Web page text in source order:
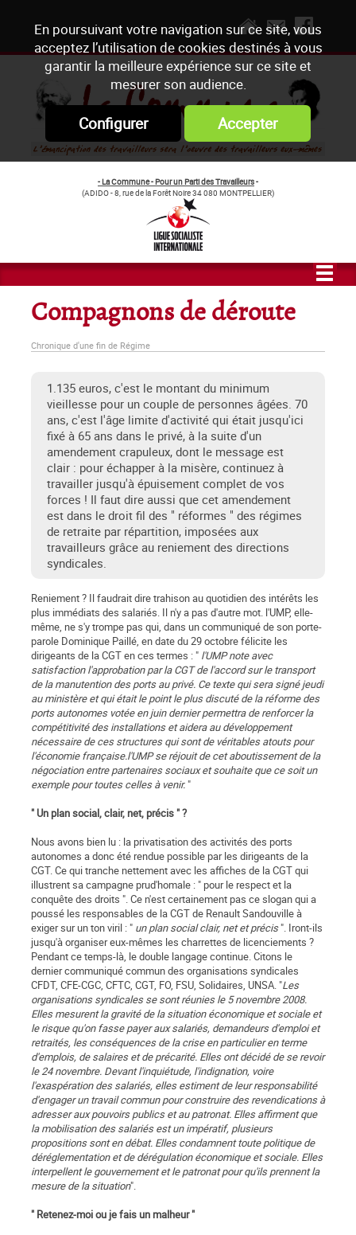
En poursuivant votre navigation sur ce site, vous
acceptez l’utilisation de cookies destinés à vous
garantir la meilleure expérience sur ce site et
mesurer son audience.
Configurer Accepter
- La Commune - Pour un Parti des Travailleurs-
(ADIDO - 8, rue de la Forêt Noire 34 080 MONTPELLIER)
Compagnons de déroute
Chronique d'une fin de Régime
1.135 euros, c'est le montant du minimum
vieillesse pour un couple de personnes âgées. 70
ans, c'est l'âge limite d'activité qui était jusqu'ici
fixé à 65 ans dans le privé, à la suite d'un
amendement crapuleux, dont le message est
clair : pour échapper à la misère, continuez à
travailler jusqu'à épuisement complet de vos
forces ! Il faut dire aussi que cet amendement
est dans le droit fil des " réformes " des régimes
de retraite par répartition, imposées aux
travailleurs grâce au reniement des directions
syndicales.
Reniement ? Il faudrait dire trahison au quotidien des intérêts les
plus immédiats des salariés. Il n'y a pas d'autre mot. l'UMP, elle-
même, ne s'y trompe pas qui, dans un communiqué de son porte-
parole Dominique Paillé, en date du 29 octobre félicite les
dirigeants de la CGT en ces termes : " l'UMP note avec
satisfaction l'approbation par la CGT de l'accord sur le transport
de la manutention des ports au privé. Ce texte qui sera signé jeudi
au ministère et qui était le point le plus discuté de la réforme des
ports autonomes votée en juin dernier permettra de renforcer la
compétitivité des installations et aidera au développement
nécessaire de ces structures qui sont de véritables atouts pour
l'économie française.l'UMP se réjouit de cet aboutissement de la
négociation entre partenaires sociaux et souhaite que ce soit un
exemple pour toutes celles à venir."
" Un plan social, clair, net, précis " ?
Nous avons bien lu : la privatisation des activités des ports
autonomes a donc été rendue possible par les dirigeants de la
CGT. Ce qui tranche nettement avec les affiches de la CGT qui
illustrent sa campagne prud'homale : " pour le respect et la
conquête des droits ". Ce n'est certainement pas ce slogan qui a
poussé les responsables de la CGT de Renault Sandouville à
exiger sur un ton viril : " un plan social clair, net et précis". Iront-ils
jusqu'à organiser eux-mêmes les charrettes de licenciements ?
Pendant ce temps-là, le double langage continue. Citons le
dernier communiqué commun des organisations syndicales
CFDT, CFE-CGC, CFTC, CGT, FO, FSU, Solidaires, UNSA. "Les
organisations syndicales se sont réunies le 5 novembre 2008.
Elles mesurent la gravité de la situation économique et sociale et
le risque qu'on fasse payer aux salariés, demandeurs d'emploi et
retraités, les conséquences de la crise en particulier en terme
d'emplois, de salaires et de précarité. Elles ont décidé de se revoir
le 24 novembre. Devant l'inquiétude, l'indignation, voire
l'exaspération des salariés, elles estiment de leur responsabilité
d'engager un travail commun pour construire des revendications à
adresser aux pouvoirs publics et au patronat. Elles affirment que
la mobilisation des salariés est un impératif, plusieurs
propositions sont en débat. Elles condamnent toute politique de
déréglementation et de dérégulation économique et sociale. Elles
interpellent le gouvernement et le patronat pour qu'ils prennent la
mesure de la situation".
" Retenez-moi ou je fais un malheur "